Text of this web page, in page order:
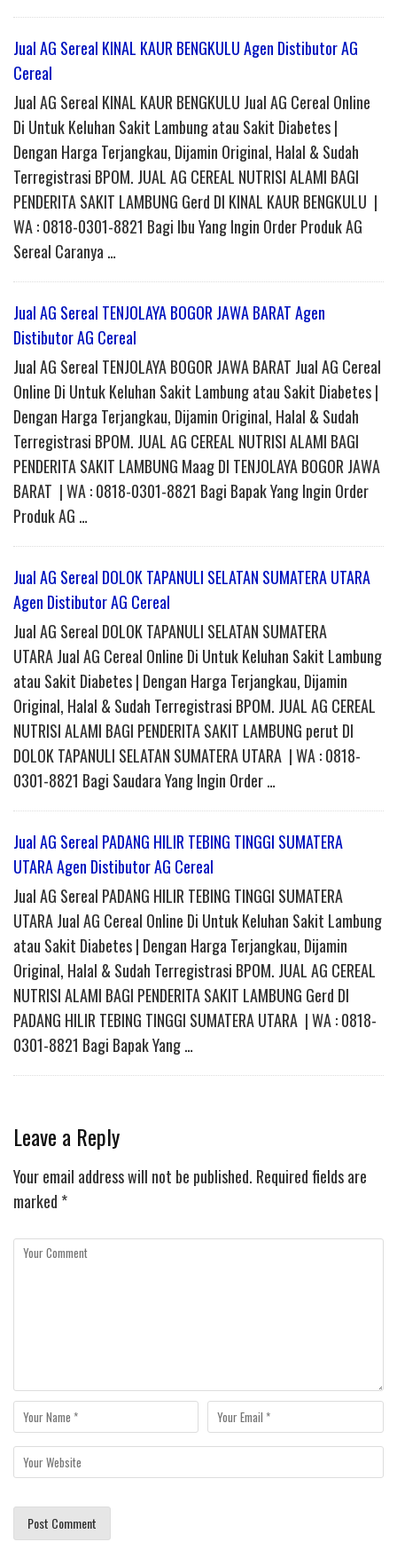
Jual AG Sereal KINAL KAUR BENGKULU Agen Distibutor AG
Cereal
Jual AG Sereal KINAL KAUR BENGKULU Jual AG Cereal Online
Di Untuk Keluhan Sakit Lambung atau Sakit Diabetes |
Dengan Harga Terjangkau, Dijamin Original, Halal & Sudah
Terregistrasi BPOM. JUAL AG CEREAL NUTRISI ALAMI BAGI
PENDERITA SAKIT LAMBUNG Gerd DI KINAL KAUR BENGKULU |
WA : 0818-0301-8821 Bagi Ibu Yang Ingin Order Produk AG
Sereal Caranya …
Jual AG Sereal TENJOLAYA BOGOR JAWA BARAT Agen
Distibutor AG Cereal
Jual AG Sereal TENJOLAYA BOGOR JAWA BARAT Jual AG Cereal
Online Di Untuk Keluhan Sakit Lambung atau Sakit Diabetes |
Dengan Harga Terjangkau, Dijamin Original, Halal & Sudah
Terregistrasi BPOM. JUAL AG CEREAL NUTRISI ALAMI BAGI
PENDERITA SAKIT LAMBUNG Maag DI TENJOLAYA BOGOR JAWA
BARAT | WA : 0818-0301-8821 Bagi Bapak Yang Ingin Order
Produk AG …
Jual AG Sereal DOLOK TAPANULI SELATAN SUMATERA UTARA
Agen Distibutor AG Cereal
Jual AG Sereal DOLOK TAPANULI SELATAN SUMATERA
UTARA Jual AG Cereal Online Di Untuk Keluhan Sakit Lambung
atau Sakit Diabetes | Dengan Harga Terjangkau, Dijamin
Original, Halal & Sudah Terregistrasi BPOM. JUAL AG CEREAL
NUTRISI ALAMI BAGI PENDERITA SAKIT LAMBUNG perut DI
DOLOK TAPANULI SELATAN SUMATERA UTARA | WA : 0818-
0301-8821 Bagi Saudara Yang Ingin Order …
Jual AG Sereal PADANG HILIR TEBING TINGGI SUMATERA
UTARA Agen Distibutor AG Cereal
Jual AG Sereal PADANG HILIR TEBING TINGGI SUMATERA
UTARA Jual AG Cereal Online Di Untuk Keluhan Sakit Lambung
atau Sakit Diabetes | Dengan Harga Terjangkau, Dijamin
Original, Halal & Sudah Terregistrasi BPOM. JUAL AG CEREAL
NUTRISI ALAMI BAGI PENDERITA SAKIT LAMBUNG Gerd DI
PADANG HILIR TEBING TINGGI SUMATERA UTARA | WA : 0818-
0301-8821 Bagi Bapak Yang …
Leave a Reply
Your email address will not be published. Required fields are
marked *